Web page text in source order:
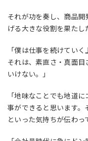
それが功を奏し、商品
げる大きな役割を果たし
「僕は仕事を続けてい
それは、素直さ・真面
いけない。」
「地味なことでも地道
事ができると思います。
といった気持ちが伝わっ